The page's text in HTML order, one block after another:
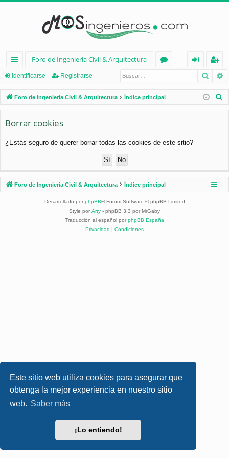
Este sitio web utiliza cookies para asegurar que
obtenga la mejor experiencia en nuestro sitio
web. Saber más
¡Lo entiendo!
nl
ac
es
rá
pi
os
Foro de Ingenieria Civil & Arquitectura
os
nt
ifi
eg
ist
ra
Identificarse Registrarse
Foro de Ingenieria Civil & Arquitectura Índice principal
Borrar cookies
¿Estás seguro de querer borrar todas las cookies de este sitio?
Foro de Ingenieria Civil & Arquitectura Índice principal
Desarrollado por phpBB® Forum Software © phpBB Limited
Style por Arty - phpBB 3.3 por MrGaby
Traducción al español por phpBB España
Privacidad | Condiciones